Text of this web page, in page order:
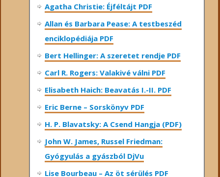
Agatha Christie: Éjféltájt PDF
Allan és Barbara Pease: A testbeszéd
enciklopédiája PDF
Bert Hellinger: A ​szeretet rendje PDF
Carl R. Rogers: Valakivé válni PDF
Elisabeth Haich: Beavatás I.-II. PDF
Eric Berne – Sorskönyv PDF
H. P. Blavatsky: A Csend Hangja (PDF)
John W. James, Russel Friedman:
Gyógyulás a gyászból DjVu
Lise Bourbeau – Az öt sérülés PDF